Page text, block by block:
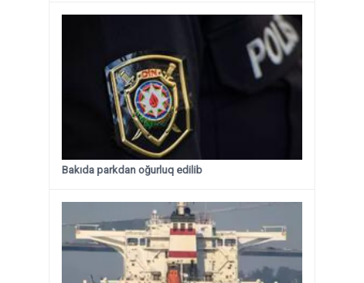
Bakıda parkdan oğurluq edilib